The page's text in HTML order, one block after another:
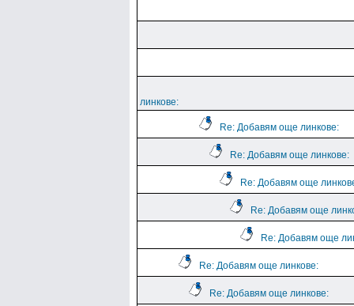
линкове:
Re: Добавям още линкове:
Re: Добавям още линкове:
Re: Добавям още
Re: Добавям още
Re: Добавям още
Re: Добавям още линкове:
Re: Добавям още линкове: